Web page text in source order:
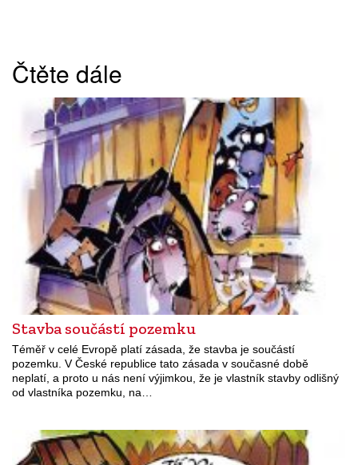
Čtěte dále
Stavba součástí pozemku
Téměř v celé Evropě platí zásada, že stavba je součástí
pozemku. V České republice tato zásada v současné době
neplatí, a proto u nás není výjimkou, že je vlastník stavby odlišný
od vlastníka pozemku, na…